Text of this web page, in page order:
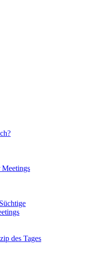
des Tages